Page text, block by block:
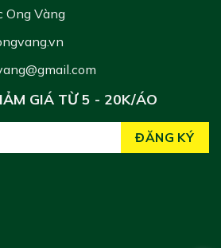
Ong Vàng
GIÁ TỪ 5 - 20K/ÁO